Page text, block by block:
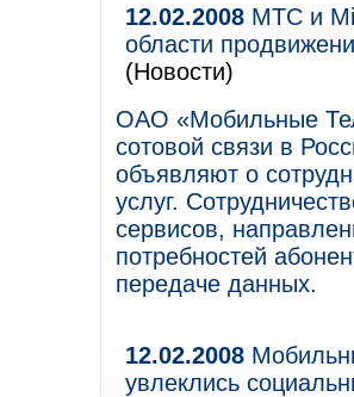
12.02.2008 МТС и
области
(Новости)
ОАО «Мобильные
сотовой связи в
объявляют о
услуг.
сервисов,
потребностей
передаче данных.
12.02.2008
увлеклись